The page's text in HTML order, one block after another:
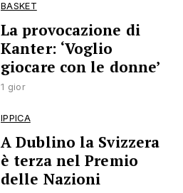
BASKET
La provocazione di
Kanter: ‘Voglio
giocare con le donne’
1 gior
IPPICA
A Dublino la Svizzera
è terza nel Premio
delle Nazioni